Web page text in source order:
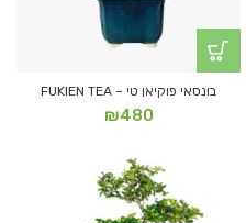
בונסאי פוקיאן טי – FUKIEN TEA
₪480